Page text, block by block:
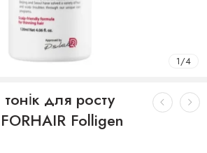
1/4
для росту
Folligen